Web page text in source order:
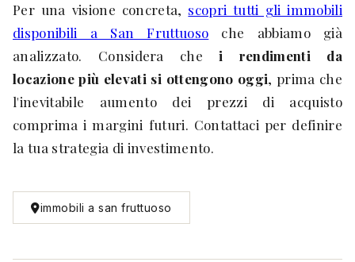
Per una visione concreta, scopri tutti gli immobili
disponibili a San Fruttuoso che abbiamo già
analizzato. Considera chei rendimenti da
locazione più elevati si ottengono oggi, prima che
l'inevitabile aumento dei prezzi di acquisto
comprima i margini futuri. Contattaci per definire
la tua strategia di investimento.
immobili a san fruttuoso